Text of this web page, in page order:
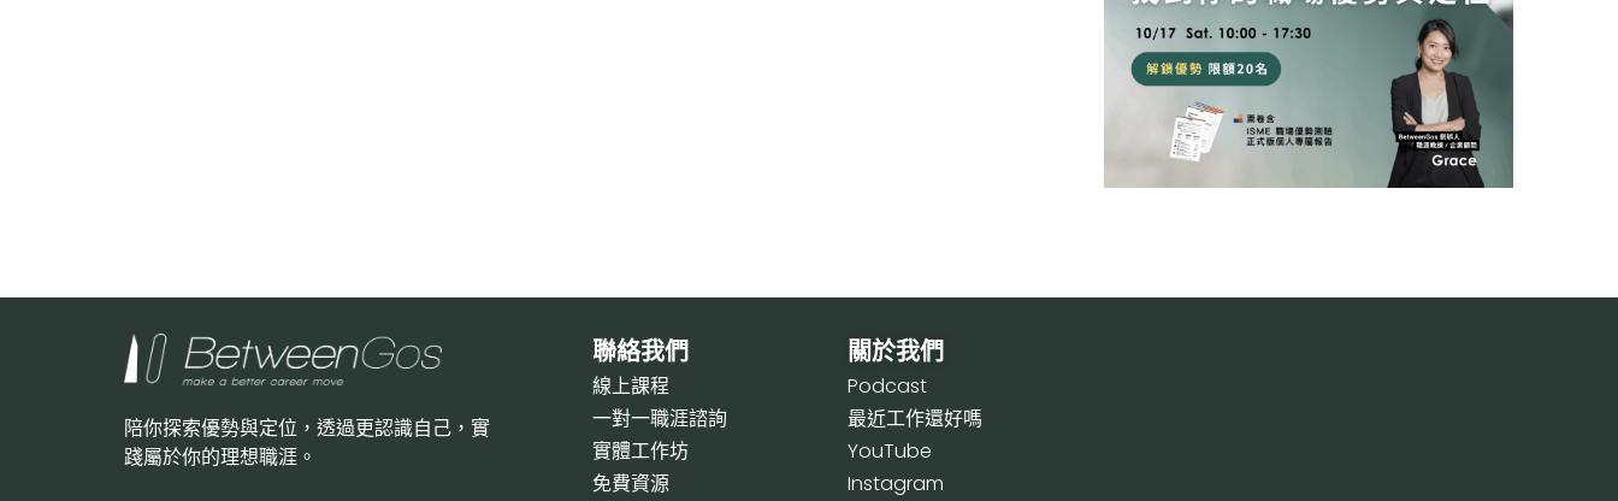
陪你探索優勢與定位，透過更認識自己，實
踐屬於你的理想職涯。
聯絡我們
線上課程
一對一職涯諮詢
實體工作坊
免費資源
關於我們
Podcast
最近工作還好嗎
YouTube
Instagram